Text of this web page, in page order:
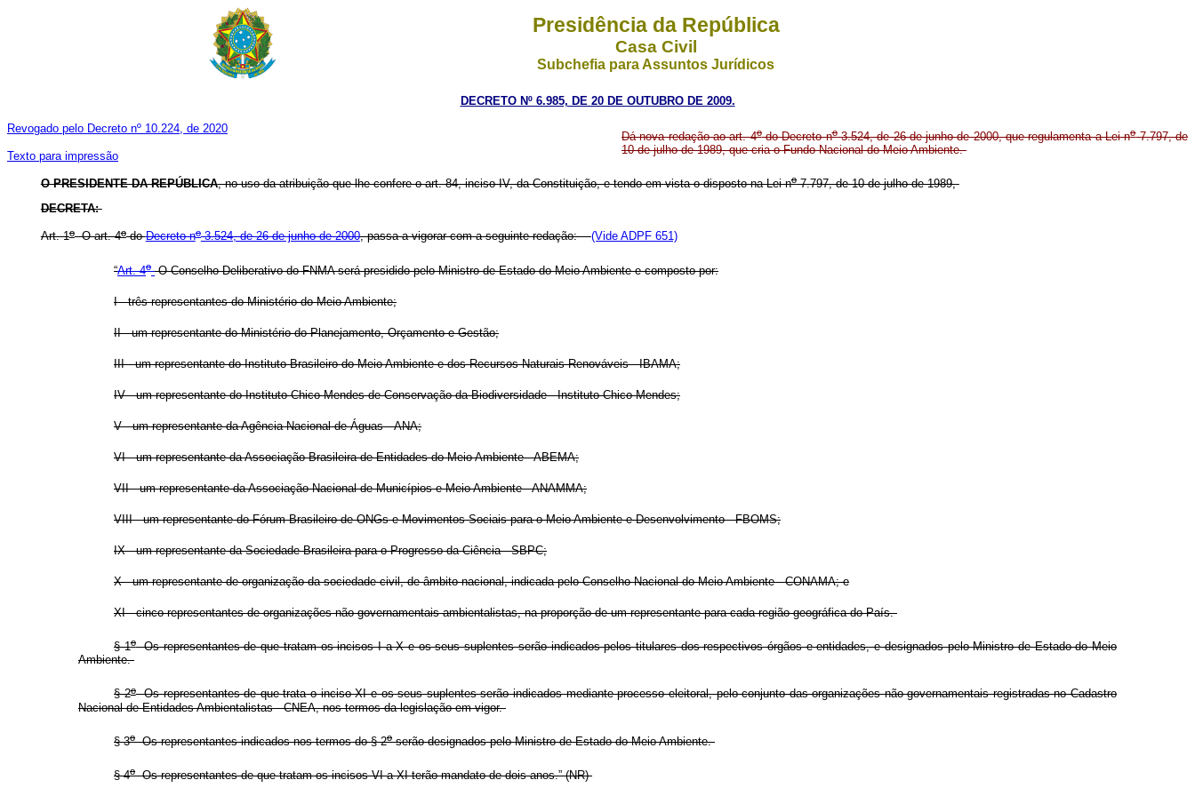
Presidência da República
Casa Civil
Subchefia para Assuntos Jurídicos
DECRETO Nº 6.985, DE 20 DE OUTUBRO DE 2009.
Revogado pelo Decreto nº 10.224, de 2020
Texto para impressão
Dá nova redação ao art. 4odo Decreto no3.524, de 26 de junho de 2000, que regulamenta a Lei no7.797, de
10 de julho de 1989, que cria o Fundo Nacional do Meio Ambiente.
O PRESIDENTE DA REPÚBLICA, no uso da atribuição que lhe confere o art. 84, inciso IV, da Constituição, e tendo em vista o disposto na Lei no7.797, de 10 de julho de 1989,
DECRETA:
Art. 1oO art. 4odoDecreto no3.524, de 26 de junho de 2000, passa a vigorar com a seguinte redação:(Vide ADPF 651)
“Art. 4o O Conselho Deliberativo do FNMA será presidido pelo Ministro de Estado do Meio Ambiente e composto por:
I - três representantes do Ministério do Meio Ambiente;
II - um representante do Ministério do Planejamento, Orçamento e Gestão;
III - um representante do Instituto Brasileiro do Meio Ambiente e dos Recursos Naturais Renováveis - IBAMA;
IV - um representante do Instituto Chico Mendes de Conservação da Biodiversidade - Instituto Chico Mendes;
V - um representante da Agência Nacional de Águas - ANA;
VI - um representante da Associação Brasileira de Entidades do Meio Ambiente - ABEMA;
VII - um representante da Associação Nacional de Municípios e Meio Ambiente - ANAMMA;
VIII - um representante do Fórum Brasileiro de ONGs e Movimentos Sociais para o Meio Ambiente e Desenvolvimento - FBOMS;
IX - um representante da Sociedade Brasileira para o Progresso da Ciência - SBPC;
X - um representante de organização da sociedade civil, de âmbito nacional, indicada pelo Conselho Nacional do Meio Ambiente - CONAMA; e
XI - cinco representantes de organizações não-governamentais ambientalistas, na proporção de um representante para cada região geográfica do País.
§ 1oOs representantes de que tratam os incisos I a X e os seus suplentes serão indicados pelos titulares dos respectivos órgãos e entidades, e designados pelo Ministro de Estado do Meio
Ambiente.
§ 2oOs representantes de que trata o inciso XI e os seus suplentes serão indicados mediante processo eleitoral, pelo conjunto das organizações não-governamentais registradas no Cadastro
Nacional de Entidades Ambientalistas - CNEA, nos termos da legislação em vigor.
§ 3oOs representantes indicados nos termos do § 2oserão designados pelo Ministro de Estado do Meio Ambiente.
§ 4oOs representantes de que tratam os incisos VI a XI terão mandato de dois anos.” (NR)